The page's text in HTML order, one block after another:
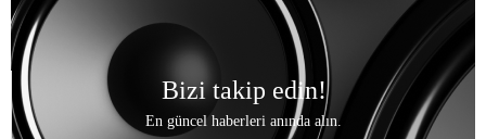
Bizi takip edin!
En güncel haberleri anında alın.